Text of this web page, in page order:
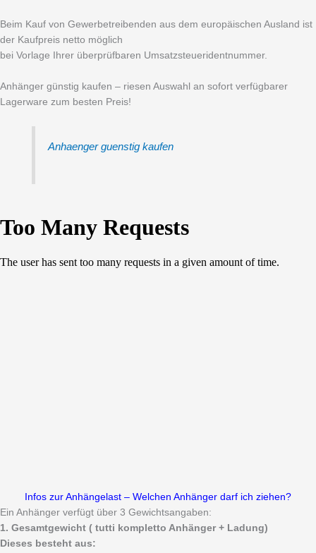
Beim Kauf von Gewerbetreibenden aus dem europäischen Ausland ist
der Kaufpreis netto möglich
bei Vorlage Ihrer überprüfbaren Umsatzsteueridentnummer.
Anhänger günstig kaufen – riesen Auswahl an sofort verfügbarer
Lagerware zum besten Preis!
Anhaenger guenstig kaufen
Infos zur Anhängelast – Welchen Anhänger darf ich ziehen?
Ein Anhänger verfügt über 3 Gewichtsangaben:
1. Gesamtgewicht ( tutti kompletto Anhänger + Ladung)
Dieses besteht aus: